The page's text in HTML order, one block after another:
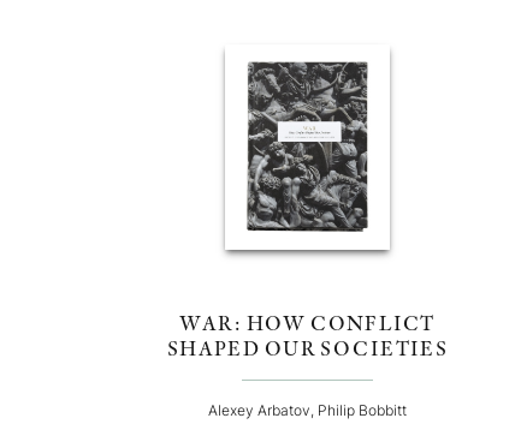
WAR: HOW CONFLICT
SHAPED OUR SOCIETIES
Alexey Arbatov, Philip Bobbitt